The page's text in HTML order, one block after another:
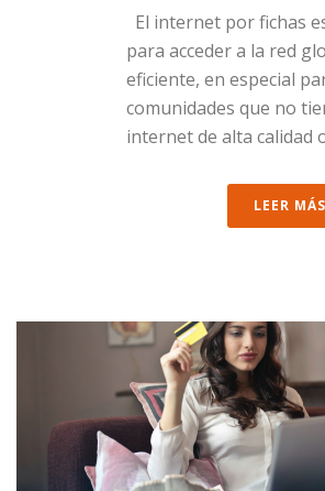
El internet por fichas
para acceder a la red
eficiente, en especial
comunidades que no
internet de alta calidad
LEER MÁS